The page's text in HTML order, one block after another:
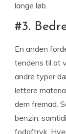
lange løb.
#3.
En anden
tendens til at
andre typer
lettere
dem fremad.
benzin,
fodaftryk.